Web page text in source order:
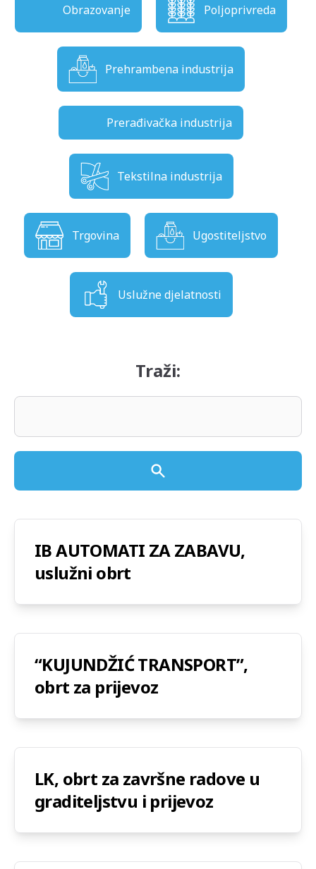
Obrazovanje Poljoprivreda
Prehrambena industrija
Prerađivačka industrija
Tekstilna industrija
Trgovina Ugostiteljstvo
Uslužne djelatnosti
Traži:
IB AUTOMATI ZA ZABAVU,
uslužni obrt
“KUJUNDŽIĆ TRANSPORT”,
obrt za prijevoz
LK, obrt za završne radove u
graditeljstvu i prijevoz